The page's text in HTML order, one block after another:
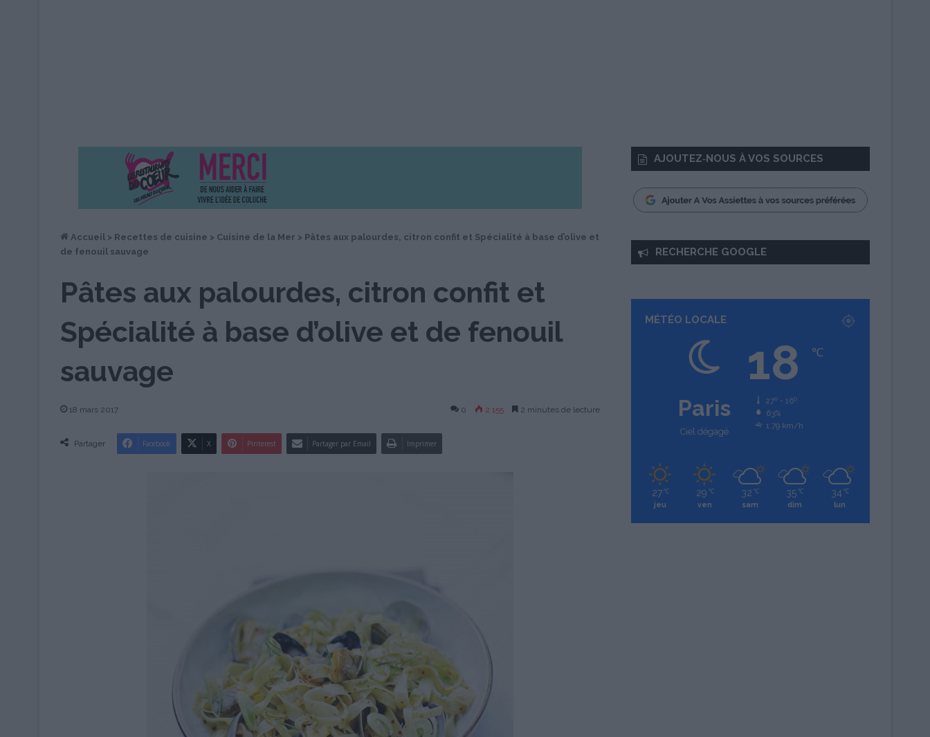
Accueil > Recettes de cuisine > Cuisine de la Mer > Pâtes aux palourdes, citron confit et Spécialité à base d’olive et
de fenouil sauvage
Pâtes aux palourdes, citron confit et
Spécialité à base d’olive et de fenouil
sauvage
18 mars 2017 0 2 155 2 minutes de lecture
Partager Facebook X Pinterest Partager par Email Imprimer
AJOUTEZ‑NOUS À VOS SOURCES
RECHERCHE GOOGLE
MÉTÉO LOCALE
Paris
Ciel dégagé
18 ℃
27º - 16º
63%
1.79 km/h
27 ℃
jeu
29 ℃
ven
32 ℃
sam
35 ℃
dim
34 ℃
lun